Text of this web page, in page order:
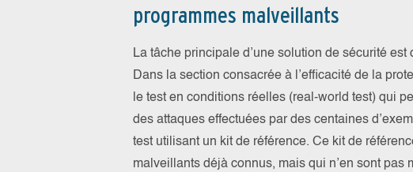
programmes malveillants
La tâche principale d’une solution de sécurité
Dans la section consacrée à l’efficacité de la
le test en conditions réelles (real-world test) qui
des attaques effectuées par des centaines
test utilisant un kit de référence. Ce kit de
malveillants déjà connus, mais qui n’en sont pas